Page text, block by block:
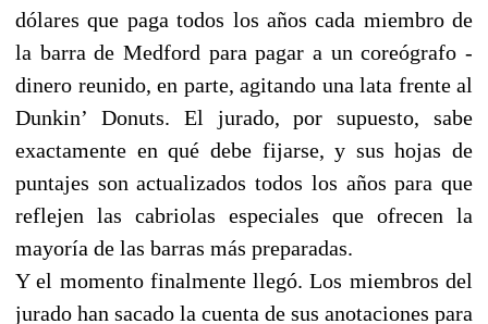
dólares que paga todos los años cada miembro de
la barra de Medford para pagar a un coreógrafo -
dinero reunido, en parte, agitando una lata frente al
Dunkin’ Donuts. El jurado, por supuesto, sabe
exactamente en qué debe fijarse, y sus hojas de
puntajes son actualizados todos los años para que
reflejen las cabriolas especiales que ofrecen la
mayoría de las barras más preparadas.
Y el momento finalmente llegó. Los miembros del
jurado han sacado la cuenta de sus anotaciones para